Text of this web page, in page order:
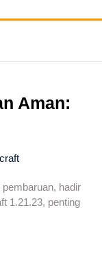
Aman:
hadir
1.21.23, penting